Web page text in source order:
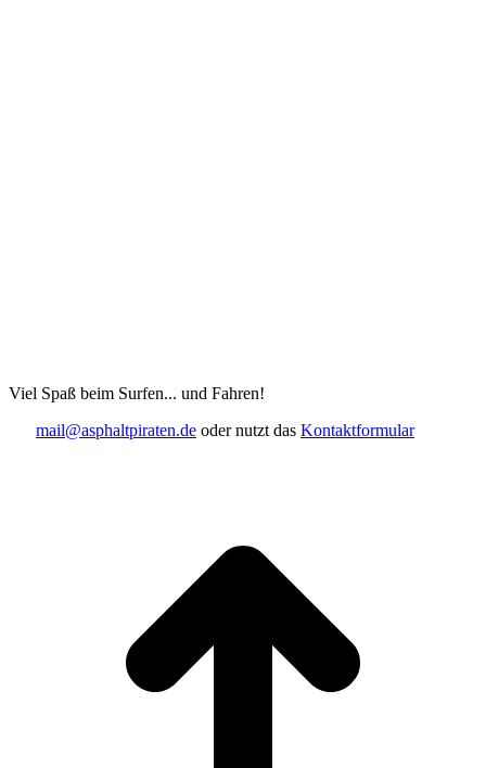
Viel Spaß beim Surfen... und Fahren!
mail@asphaltpiraten.de oder nutzt das Kontaktformular